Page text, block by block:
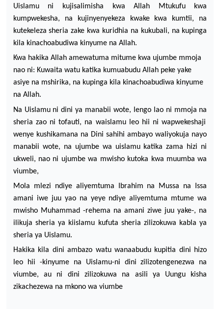
Uislamu
ni kujisalimisha kwa Allah Mtukufu
kwa
kumpwekesha, na kujinyenyekeza kwake kwa kumtii, na
kutekeleza sheriazake kwa kuridhia na kukubali, na kupinga
kila kinachoabudiwa kinyume na Allah.
Kwa hakika Allah amewatuma mitume kwa ujumbe mmoja
nao ni: Kuwaita watu katika kumuabuduAllah peke yake
asiye na mshirika, na kupinga kila kinachoabudiwa kinyume
na Allah.
Na Uislamu ni dini ya manabii wote, lengo lao ni mmoja na
sheria zao ni tofauti, na waislamu leo hii ni wapwekeshaji
wenye kushikamana na Dinisahihi ambayo waliyokuja nayo
manabii wote, na ujumbe wa uislamu katika zama hizi ni
ukweli, nao ni ujumbe wa mwisho kutoka kwa muumba wa
viumbe,
Mola mlezi ndiye aliyemtuma Ibrahim na Mussa na Issa
amani iwe juu yao na yeye ndiye aliyemtuma mtume wa
mwishoMuhammad -rehema na amani ziwe juu yake-, na
ilikuja sheriaya kiislamu kufuta sheria zilizokuwa kabla ya
sheria ya Uislamu.
Hakika kila dini ambazo watu wanaabudu kupitia dini hizo
leo
hii -kinyume na Uislamu-ni dini zilizotengenezwa
na
viumbe, au ni dini zilizokuwa na asili ya Uungu
kisha
zikachezewa na mkono wa viumbe